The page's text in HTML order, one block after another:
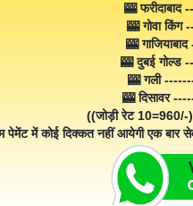
🎰
🎰 गोवा
🎰
🎰 दुबई गोल्ड
🎰 गली
🎰 दिसावर
((जोड़ी रेट
पेमेंट में कोई दिक्कत नहीं आयेगी एक बार